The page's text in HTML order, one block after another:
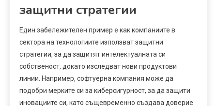
защитни стратегии
Един забележителен пример е как компаниите в
сектора на технологиите използват защитни
стратегии, за да защитят интелектуалната си
собственост, докато изследват нови продуктови
линии. Например, софтуерна компания може да
подобри мерките си за киберсигурност, за да защити
иновациите си, като същевременно създава доверие